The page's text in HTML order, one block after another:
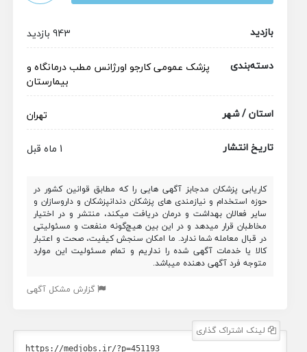
بازدید
943 بازدید
دسته‌بندی
پزشک عمومیکارجو اورژانس مطبدرمانگاه و
بیمارستان
استان / شهر
تهران
تاریخ انتشار
1 ماه قبل
کاریابی پزشکان مدجابز آگهی هایی را که مطابق قوانین کشور در
حوزه استخدام و نیازمندی های پزشکان دندانپزشکان و داروسازان و
سایر فعالان بهداشت و درمان دریافت میکند، منتشر و در اختیار
مخاطبان قرار میدهد و در این بین هیچ‌گونه منفعت و مسئولیتی
در قبال معامله شما ندارد. ما امکان سنجش کیفیت، صحت و اعتبار
کالا یا خدمات آگهی شده را نداریم و تمام مسئولیت این موارد
متوجه فرد آگهی دهنده میباشد.
گزارش مشکل آگهی
لینک اشتراک گذاری